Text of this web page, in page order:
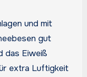
und mit
gut
das Eiweiß
extra Luftigkeit